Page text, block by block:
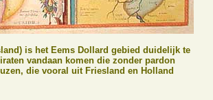
is het Eems Dollard gebied duidelijk te
vandaan komen die zonder pardon
die vooral uit Friesland en Holland